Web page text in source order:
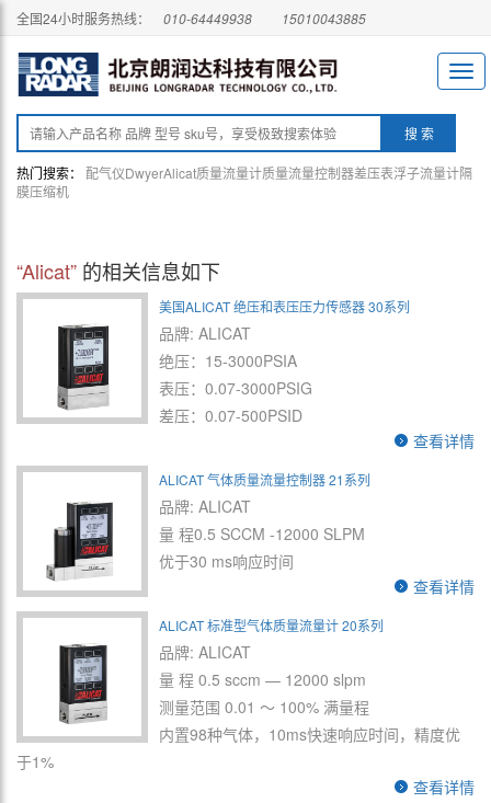
全国24小时服务热线： 010-64449938 15010043885
热门搜索： 配气仪DwyerAlicat质量流量计质量流量控制器差压表浮子流量计隔
膜压缩机
“Alicat” 的相关信息如下
美国ALICAT 绝压和表压压力传感器 30系列
品牌: ALICAT
绝压：15-3000PSIA
表压：0.07-3000PSIG
差压：0.07-500PSID
查看详情
ALICAT 气体质量流量控制器 21系列
品牌: ALICAT
量 程0.5 SCCM -12000 SLPM
优于30 ms响应时间
查看详情
ALICAT 标准型气体质量流量计 20系列
品牌: ALICAT
量 程 0.5 sccm — 12000 slpm
测量范围 0.01 ～ 100% 满量程
内置98种气体，10ms快速响应时间，精度优
于1%
查看详情